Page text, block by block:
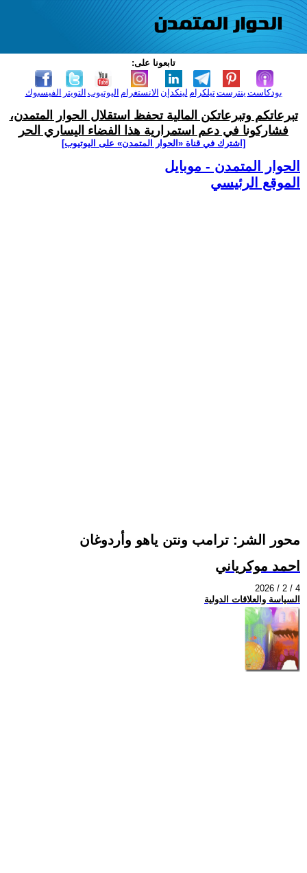
تابعونا على:
الفيسبوك التويتر اليوتيوب الانستغرام لينكدإن تيلكرامبنترست بودكاست
تبرعاتكم وتبرعاتكن المالية تحفظ استقلال الحوار المتمدن،
فشاركونا في دعم استمرارية هذا الفضاء اليساري الحر
[اشترك في قناة ‫«الحوار المتمدن» على اليوتيوب]
الحوار المتمدن - موبايل
الموقع الرئيسي
محور الشر: ترامب ونتن ياهو وأردوغان
احمد موكرياني
2026 / 2 / 4
السياسة والعلاقات الدولية